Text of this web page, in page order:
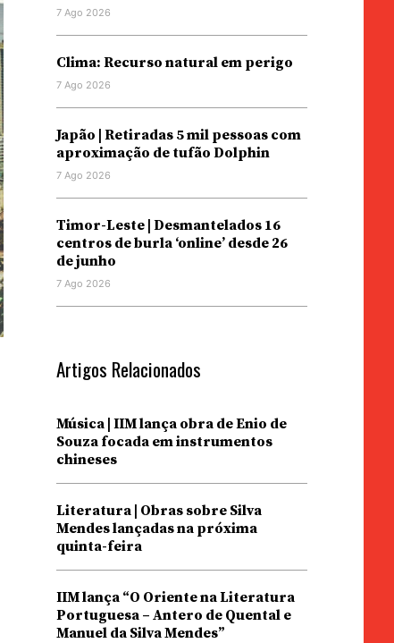
7 Ago 2026
Clima: Recurso natural em perigo
7 Ago 2026
Japão | Retiradas 5 mil pessoas com
aproximação de tufão Dolphin
7 Ago 2026
Timor-Leste | Desmantelados 16
centros de burla ‘online’ desde 26
de junho
7 Ago 2026
Artigos Relacionados
Música | IIM lança obra de Enio de
Souza focada em instrumentos
chineses
Literatura | Obras sobre Silva
Mendes lançadas na próxima
quinta-feira
IIM lança “O Oriente na Literatura
Portuguesa – Antero de Quental e
Manuel da Silva Mendes”